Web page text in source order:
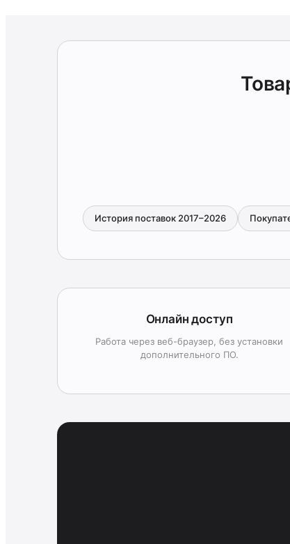
История поставок 2017–2026
Онлайн доступ
Работа через веб-браузер, без установки
дополнительного ПО.